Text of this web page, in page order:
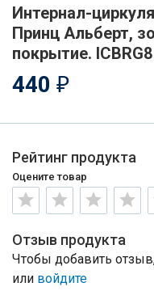
Интернал-
Принц Альберт,
покрытие.
440 ₽
Рейтинг продукта
Оцените товар
Отзыв продукта
Чтобы добавить
или войдите